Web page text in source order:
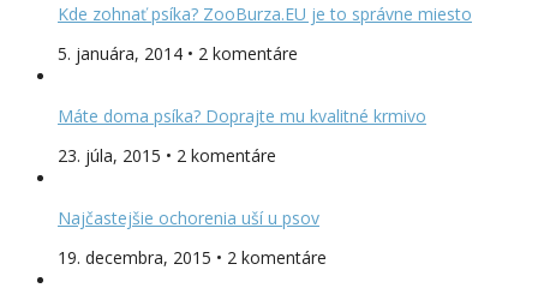
Kde zohnať psíka? ZooBurza.EU je to správne miesto
5. januára, 2014 • 2 komentáre
Máte doma psíka? Doprajte mu kvalitné krmivo
23. júla, 2015 • 2 komentáre
Najčastejšie ochorenia uší u psov
19. decembra, 2015 • 2 komentáre